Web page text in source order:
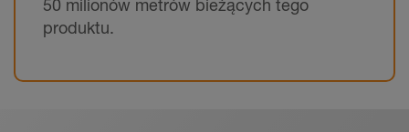
50 milionów metrów bieżących tego
produktu.